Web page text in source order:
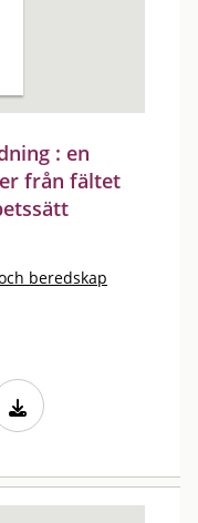
: en
från fältet
beredskap